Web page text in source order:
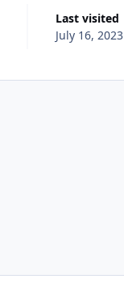
Last visited
July 16, 2023